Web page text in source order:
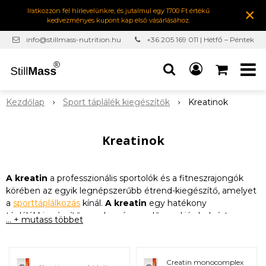
Iratkozzon fel hírlevelünkre, és jutalmul egy 1700 Ft értékű
kedvezményes kupont kap első vásárlásához.
×
info@stillmass-nutrition.hu
+36 205 169 011 | Hétfő – Péntek
Kezdőlap Sport táplálék kiegészítők Kreatinok
Kreatinok
A kreatin a professzionális sportolók és a fitneszrajongók
körében az egyik legnépszerűbb étrend-kiegészítő, amelyet
a sporttáplálkozás kínál. A kreatin egy hatékony
táplálékkiegészítő, amely számos előnnyel jár, beleértve a
... + mutass többet
Creatin monocomplex